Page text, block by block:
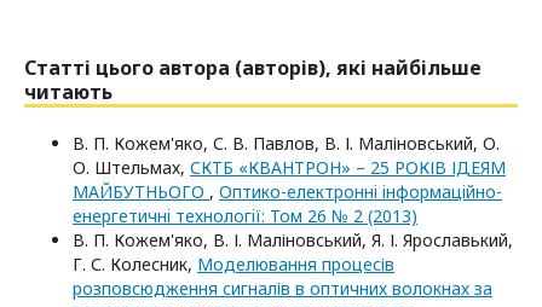
Статті цього автора (авторів), які найбільше
читають
В. П. Кожем'яко, С. В. Павлов, В. І. Маліновський, О.
О. Штельмах, СКТБ «КВАНТРОН» – 25 РОКІВ ІДЕЯМ
МАЙБУТНЬОГО , Оптико-електроннi iнформацiйно-
енергетичнi технологiї: Том 26 № 2 (2013)
В. П. Кожем'яко, В. І. Маліновський, Я. І. Ярославький,
Г. С. Колесник, Моделювання процесів
розповсюдження сигналів в оптичних волокнах за